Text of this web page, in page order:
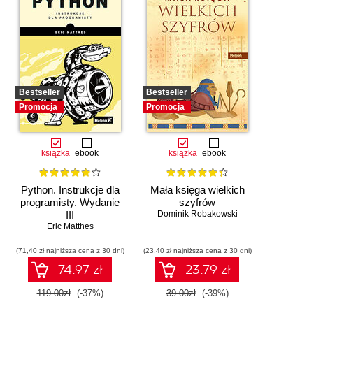
Bestseller
Promocja
książka ebook
Python. Instrukcje dla
programisty. Wydanie
III
Eric Matthes
(71,40 zł najniższa cena z 30 dni)
74.97 zł
119.00zł (-37%)
Bestseller
Promocja
książka ebook
Mała księga wielkich
szyfrów
Dominik Robakowski
(23,40 zł najniższa cena z 30 dni)
23.79 zł
39.00zł (-39%)